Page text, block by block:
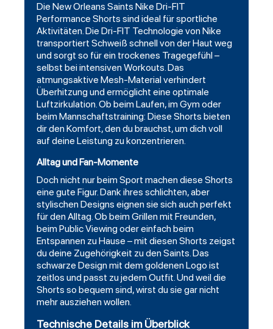
Die New Orleans Saints Nike Dri-FIT
Performance Shorts sind ideal für sportliche
Aktivitäten. Die Dri-FIT Technologie von Nike
transportiert Schweiß schnell von der Haut weg
und sorgt so für ein trockenes Tragegefühl –
selbst bei intensiven Workouts. Das
atmungsaktive Mesh-Material verhindert
Überhitzung und ermöglicht eine optimale
Luftzirkulation. Ob beim Laufen, im Gym oder
beim Mannschaftstraining: Diese Shorts bieten
dir den Komfort, den du brauchst, um dich voll
auf deine Leistung zu konzentrieren.
Alltag und Fan-Momente
Doch nicht nur beim Sport machen diese Shorts
eine gute Figur. Dank ihres schlichten, aber
stylischen Designs eignen sie sich auch perfekt
für den Alltag. Ob beim Grillen mit Freunden,
beim Public Viewing oder einfach beim
Entspannen zu Hause – mit diesen Shorts zeigst
du deine Zugehörigkeit zu den Saints. Das
schwarze Design mit dem goldenen Logo ist
zeitlos und passt zu jedem Outfit. Und weil die
Shorts so bequem sind, wirst du sie gar nicht
mehr ausziehen wollen.
Technische Details im Überblick